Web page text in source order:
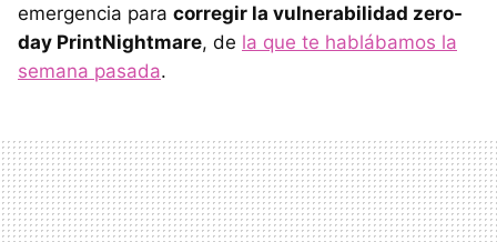
emergencia para corregir la vulnerabilidad zero-
day PrintNightmare, de la que te hablábamos la
semana pasada.